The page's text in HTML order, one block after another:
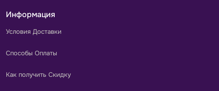
Информация
Условия Доставки
Способы Оплаты
Как получить Скидку